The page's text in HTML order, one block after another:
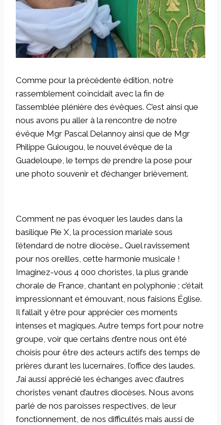
Comme pour la précédente édition, notre
rassemblement coïncidait avec la fin de
l’assemblée plénière des évêques. C’est ainsi que
nous avons pu aller à la rencontre de notre
évêque Mgr Pascal Delannoy ainsi que de Mgr
Philippe Guiougou, le nouvel évêque de la
Guadeloupe, le temps de prendre la pose pour
une photo souvenir et d’échanger brièvement.
Comment ne pas évoquer les laudes dans la
basilique Pie X, la procession mariale sous
l’étendard de notre diocèse… Quel ravissement
pour nos oreilles, cette harmonie musicale !
Imaginez-vous 4 000 choristes, la plus grande
chorale de France, chantant en polyphonie ; c’était
impressionnant et émouvant, nous faisions Église.
Il fallait y être pour apprécier ces moments
intenses et magiques. Autre temps fort pour notre
groupe, voir que certains d’entre nous ont été
choisis pour être des acteurs actifs des temps de
prières durant les lucernaires, l’office des laudes.
J’ai aussi apprécié les échanges avec d’autres
choristes venant d’autres diocèses. Nous avons
parlé de nos paroisses respectives, de leur
fonctionnement, de nos difficultés mais aussi de